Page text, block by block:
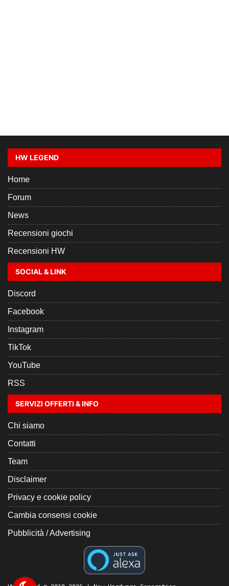
HW LEGEND
Home
Forum
News
Recensioni giochi
Recensioni HW
SOCIAL & LINK
Discord
Facebook
Instagram
TikTok
YouTube
RSS
SERVIZI OFFERTI & INFO
Chi siamo
Contatti
Team
Disclaimer
Privacy e cookie policy
Cambia consensi cookie
Pubblicità / Advertising